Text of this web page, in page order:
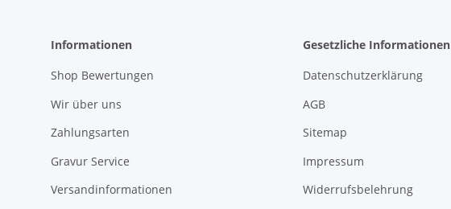
Informationen
Shop Bewertungen
Wir über uns
Zahlungsarten
Gravur Service
Versandinformationen
Gesetzliche Informationen
Datenschutzerklärung
AGB
Sitemap
Impressum
Widerrufsbelehrung